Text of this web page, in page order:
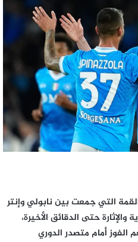
التي جمعت بين نابولي وإنتر
حتى الدقائق الأخيرة،
أمام متصدر الدوري